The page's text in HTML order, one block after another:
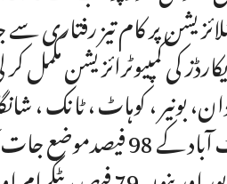
ٹو کے تحت 81 فیصد لینڈ ریکارڈز کی
بونیر ، کوہاٹ ، ٹانک ،
جات آپریشنل کر دئیے گئے ہیں ،